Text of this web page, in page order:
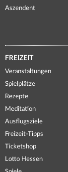
Aszendent
FREIZEIT
Veranstaltungen
Spielplätze
Rezepte
Meditation
Ausflugsziele
Freizeit-Tipps
Ticketshop
Lotto Hessen